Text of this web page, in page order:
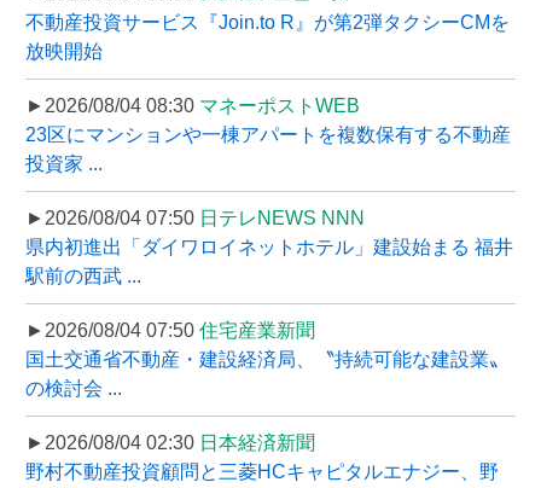
不動産投資サービス『Join.to R』が第2弾タクシーCMを
放映開始
►2026/08/04 08:30 マネーポストWEB
23区にマンションや一棟アパートを複数保有する不動産
投資家 ...
►2026/08/04 07:50 日テレNEWS NNN
県内初進出「ダイワロイネットホテル」建設始まる 福井
駅前の西武 ...
►2026/08/04 07:50 住宅産業新聞
国土交通省不動産・建設経済局、〝持続可能な建設業〟
の検討会 ...
►2026/08/04 02:30 日本経済新聞
野村不動産投資顧問と三菱HCキャピタルエナジー、野